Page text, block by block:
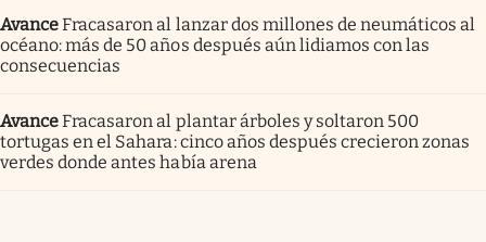
AvanceFracasaron al lanzar dos millones de neumáticos al
océano: más de 50 años después aún lidiamos con las
consecuencias
AvanceFracasaron al plantar árboles y soltaron 500
tortugas en el Sahara: cinco años después crecieron zonas
verdes donde antes había arena